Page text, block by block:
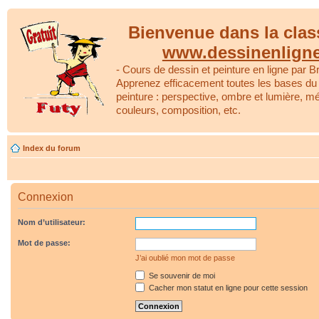
Bienvenue dans la
- Cours de dessin et peinture en ligne par
Apprenez efficacement toutes les bases
peinture : perspective, ombre et lumière,
couleurs, composition, etc.
Index du forum
Connexion
Nom d’utilisateur:
Mot de passe:
J’ai oublié mon mot de passe
Se souvenir de moi
Cacher mon statut en ligne pour cette session